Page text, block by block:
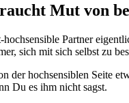
Mut von
hochsensible Partner
sich mit sich selbst zu
der hochsensiblen Seite
Du es ihm nicht sagst.